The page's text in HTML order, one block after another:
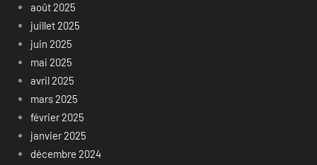
août 2025
juillet 2025
juin 2025
mai 2025
avril 2025
mars 2025
février 2025
janvier 2025
décembre 2024